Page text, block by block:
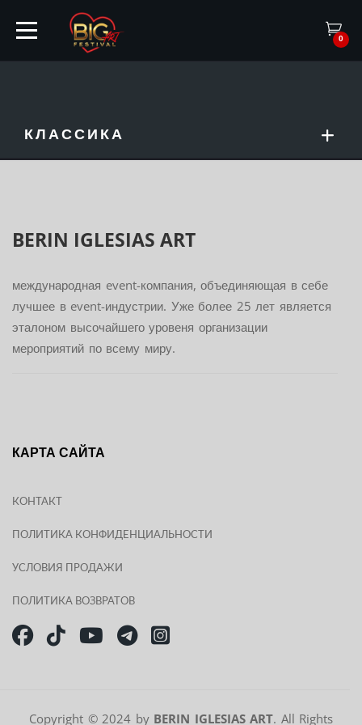
ГЛАВНАЯ
АРТИСТЫ
ПАРТНЕРЫ
0
КЛАССИКА
BERIN IGLESIAS ART
международная event-компания, объединяющая в себе
лучшее в event-индустрии. Уже более 25 лет является
эталоном высочайшего уровеня организации
мероприятий по всему миру.
КАРТА САЙТА
КОНТАКТ
ПОЛИТИКА КОНФИДЕНЦИАЛЬНОСТИ
УСЛОВИЯ ПРОДАЖИ
ПОЛИТИКА ВОЗВРАТОВ
Copyright © 2024 by BERIN IGLESIAS ART. All Rights